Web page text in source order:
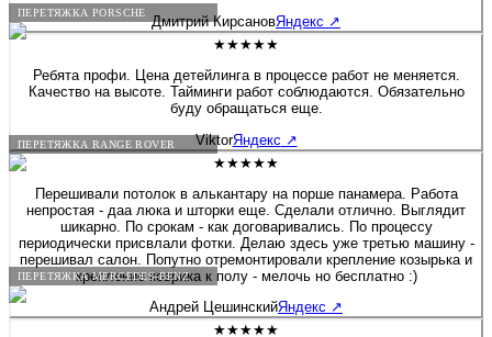
ПЕРЕТЯЖКА PORSCHE
ПЕРЕТЯЖКА RANGE ROVER
ПЕРЕТЯЖКА MERCEDES-BENZ
Дмитрий КирсановЯндекс ↗
★★★★★
Ребята профи. Цена детейлинга в процессе работ не меняется.
Качество на высоте. Тайминги работ соблюдаются. Обязательно
буду обращаться еще.
ViktorЯндекс ↗
★★★★★
Перешивали потолок в алькантару на порше панамера. Работа
непростая - даа люка и шторки еще. Сделали отлично. Выглядит
шикарно. По срокам - как договаривались. По процессу
периодически присвлали фотки. Делаю здесь уже третью машину -
перешивал салон. Попутно отремонтировали крепление козырька и
крепление коврика к полу - мелочь но бесплатно :)
Андрей ЦешинскийЯндекс ↗
★★★★★